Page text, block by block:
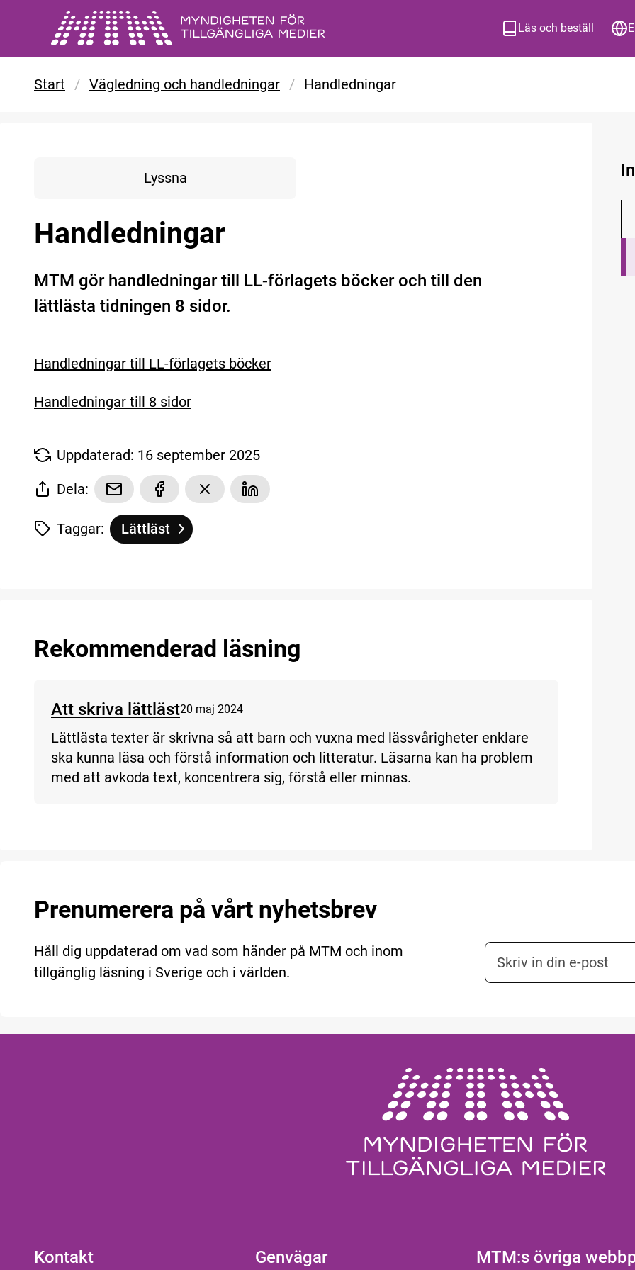
Gå till huvudinnehåll
Läs och beställ
Start / Vägledning och handledningar / Handledningar
Lyssna
Handledningar
MTM gör handledningar till LL-förlagets böcker och till den
lättlästa tidningen 8 sidor.
Handledningar till LL-förlagets böcker
Handledningar till 8 sidor
Uppdaterad: 16 september 2025
Dela:
Taggar: Tagg
Lättläst
tillhör
Handledningar
Rekommenderad läsning
Att skriva lättläst20 maj 2024
Lättlästa texter är skrivna så att barn och vuxna med lässvårigheter enklare
ska kunna läsa och förstå information och litteratur. Läsarna kan ha problem
med att avkoda text, koncentrera sig, förstå eller minnas.
Prenumerera på vårt nyhetsbrev
Håll dig uppdaterad om vad som händer på MTM och inom
tillgänglig läsning i Sverige och i världen.
E-postadress
Kontakt Genvägar MTM:s övriga